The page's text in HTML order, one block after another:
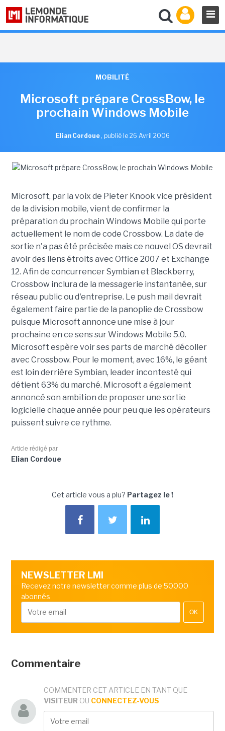
MOBILITÉ
Microsoft prépare CrossBow, le
prochain Windows Mobile
Elian Cordoue , publié le 26 Avril 2006
Microsoft, par la voix de Pieter Knook vice président
de la division mobile, vient de confirmer la
préparation du prochain Windows Mobile qui porte
actuellement le nom de code Crossbow. La date de
sortie n'a pas été précisée mais ce nouvel OS devrait
avoir des liens étroits avec Office 2007 et Exchange
12. Afin de concurrencer Symbian et Blackberry,
Crossbow inclura de la messagerie instantanée, sur
réseau public ou d'entreprise. Le push mail devrait
également faire partie de la panoplie de Crossbow
puisque Microsoft annonce une mise à jour
prochaine en ce sens sur Windows Mobile 5.0.
Microsoft espère voir ses parts de marché décoller
avec Crossbow. Pour le moment, avec 16%, le géant
est loin derrière Symbian, leader incontesté qui
détient 63% du marché. Microsoft a également
annoncé son ambition de proposer une sortie
logicielle chaque année pour peu que les opérateurs
puissent suivre ce rythme.
Article rédigé par
Elian Cordoue
Cet article vous a plu? Partagez le !
NEWSLETTER LMI
Recevez notre newsletter comme plus de 50000
abonnés
OK
Commentaire
COMMENTER CET ARTICLE EN TANT QUE
VISITEUR OU CONNECTEZ-VOUS